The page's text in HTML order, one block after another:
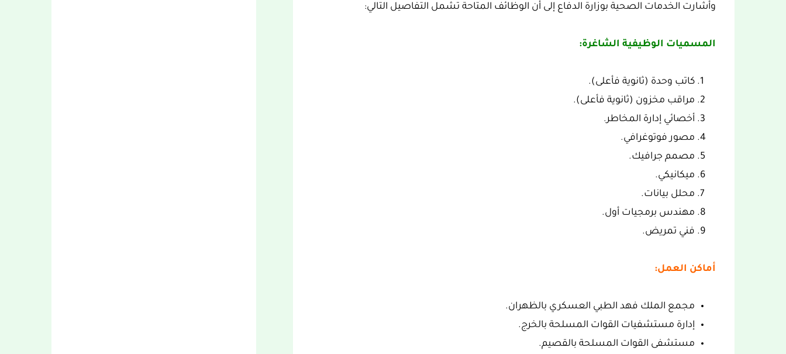
وأشارت الخدمات الصحية بوزارة الدفاع إلى أن الوظائف المتاحة تشمل التفاصيل التالي:
المسميات الوظيفية الشاغرة:
كاتب وحدة (ثانوية فأعلى).
مراقب مخزون (ثانوية فأعلى).
أخصائي إدارة المخاطر.
مصور فوتوغرافي.
مصمم جرافيك.
ميكانيكي.
محلل بيانات.
مهندس برمجيات أول.
فني تمريض.
أماكن العمل:
مجمع الملك فهد الطبي العسكري بالظهران.
إدارة مستشفيات القوات المسلحة بالخرج.
مستشفى القوات المسلحة بالقصيم.